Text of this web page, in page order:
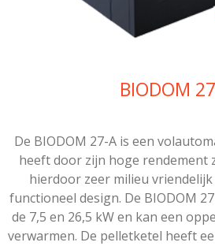
BIODOM
De BIODOM 27-A is een
heeft door zijn hoge rendement
hierdoor zeer milieu
functioneel design. De BIODOM
de 7,5 en 26,5 kW en kan een
verwarmen. De pelletketel heeft